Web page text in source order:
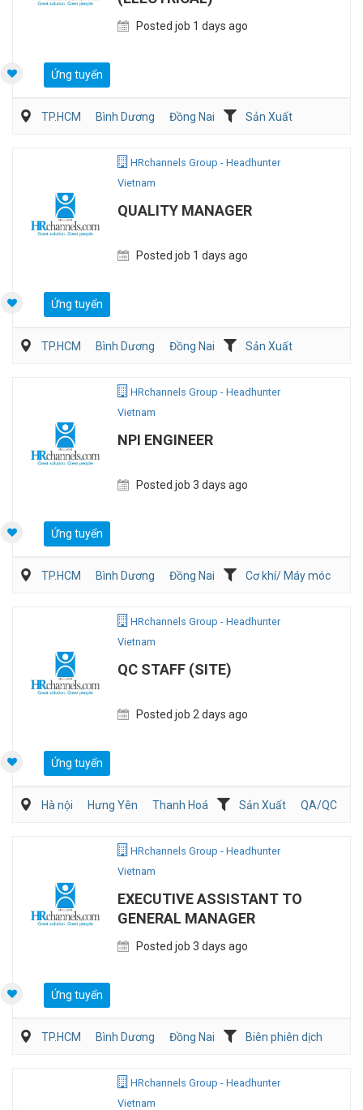
Posted job 1 days ago
Ứng tuyển
TP.HCM Bình Dương Đồng Nai
Sản Xuất
HRchannels Group - Headhunter
Vietnam
QUALITY MANAGER
Posted job 1 days ago
Ứng tuyển
TP.HCM Bình Dương Đồng Nai
Sản Xuất
HRchannels Group - Headhunter
Vietnam
NPI ENGINEER
Posted job 3 days ago
Ứng tuyển
TP.HCM Bình Dương Đồng Nai
Cơ khí/ Máy móc
HRchannels Group - Headhunter
Vietnam
QC STAFF (SITE)
Posted job 2 days ago
Ứng tuyển
Hà nội Hưng Yên Thanh Hoá Sản Xuất
QA/QC
HRchannels Group - Headhunter
Vietnam
EXECUTIVE ASSISTANT TO
GENERAL MANAGER
Posted job 3 days ago
Ứng tuyển
TP.HCM Bình Dương Đồng Nai
Biên phiên dịch
HRchannels Group - Headhunter
Vietnam